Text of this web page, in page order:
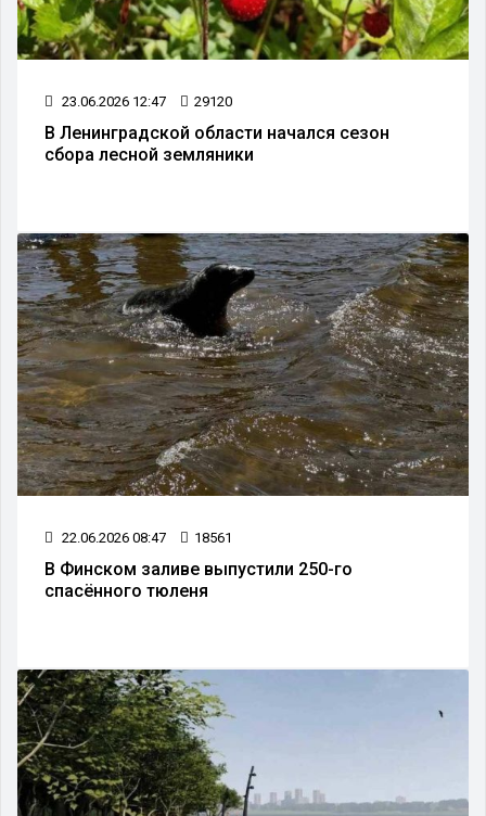
23.06.2026 12:47 29120
В Ленинградской области начался сезон
сбора лесной земляники
22.06.2026 08:47 18561
В Финском заливе выпустили 250-го
спасённого тюленя